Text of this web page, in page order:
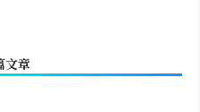
文章